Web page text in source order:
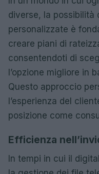
diverse, la possibilità
personalizzate è
creare piani di
consentendoti di
l’opzione migliore in
Questo approccio
l’esperienza del
posizione come
Efficienza
In tempi in cui il